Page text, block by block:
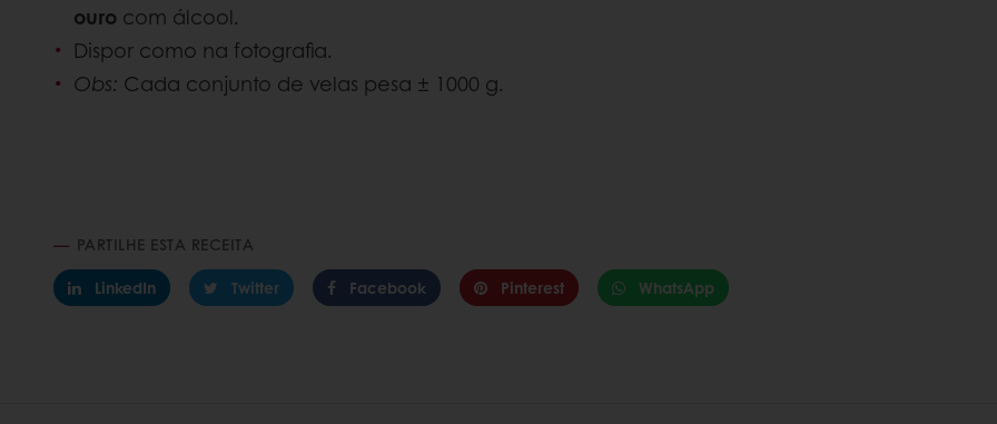
ouro com álcool.
Dispor como na fotografia.
Obs: Cada conjunto de velas pesa ± 1000 g.
PARTILHE ESTA RECEITA
LinkedIn
Twitter Facebook Pinterest WhatsApp